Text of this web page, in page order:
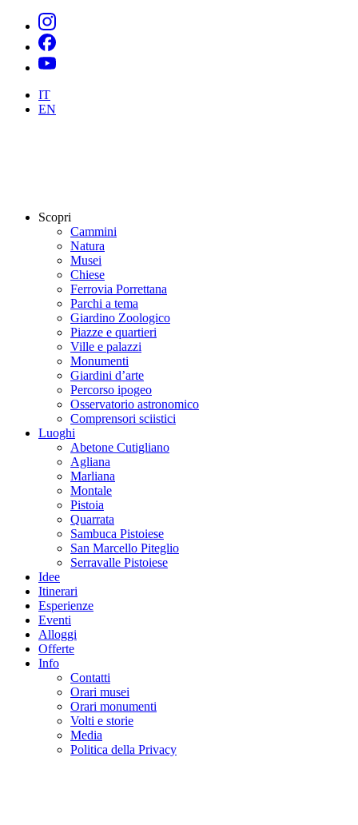
IT
EN
Scopri
Cammini
Natura
Musei
Chiese
Ferrovia Porrettana
Parchi a tema
Giardino Zoologico
Piazze e quartieri
Ville e palazzi
Monumenti
Giardini d’arte
Percorso ipogeo
Osservatorio astronomico
Comprensori sciistici
Luoghi
Abetone Cutigliano
Agliana
Marliana
Montale
Pistoia
Quarrata
Sambuca Pistoiese
San Marcello Piteglio
Serravalle Pistoiese
Idee
Itinerari
Esperienze
Eventi
Alloggi
Offerte
Info
Contatti
Orari musei
Orari monumenti
Volti e storie
Media
Politica della Privacy